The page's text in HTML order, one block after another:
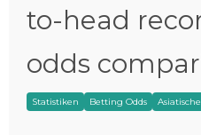
to-head
odds
Statistiken Betting Odds